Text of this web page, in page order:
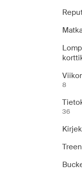
8
36